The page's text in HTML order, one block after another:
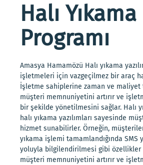
Halı Yıkama
Programı
Amasya Hamamözü Halı yıkama
işletmeleri için vazgeçilmez bir araç
İşletme sahiplerine zaman ve maliyet
müşteri memnuniyetini artırır ve
bir şekilde yönetilmesini sağlar. Halı
halı yıkama yazılımları sayesinde
hizmet sunabilirler. Örneğin,
yıkama işlemi tamamlandığında SMS
yoluyla bilgilendirilmesi gibi özellikler
müşteri memnuniyetini artırır ve